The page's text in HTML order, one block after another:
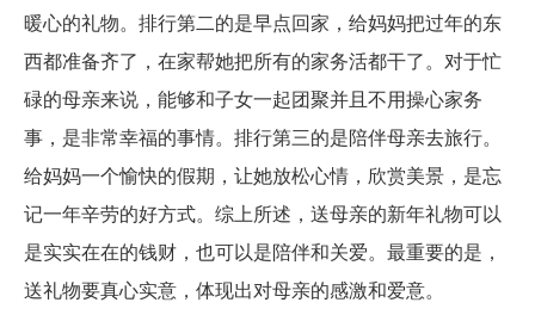
暖心的礼物。排行第二的是早点回家，给妈妈把过年的东
西都准备齐了，在家帮她把所有的家务活都干了。对于忙
碌的母亲来说，能够和子女一起团聚并且不用操心家务
事，是非常幸福的事情。排行第三的是陪伴母亲去旅行。
给妈妈一个愉快的假期，让她放松心情，欣赏美景，是忘
记一年辛劳的好方式。综上所述，送母亲的新年礼物可以
是实实在在的钱财，也可以是陪伴和关爱。最重要的是，
送礼物要真心实意，体现出对母亲的感激和爱意。